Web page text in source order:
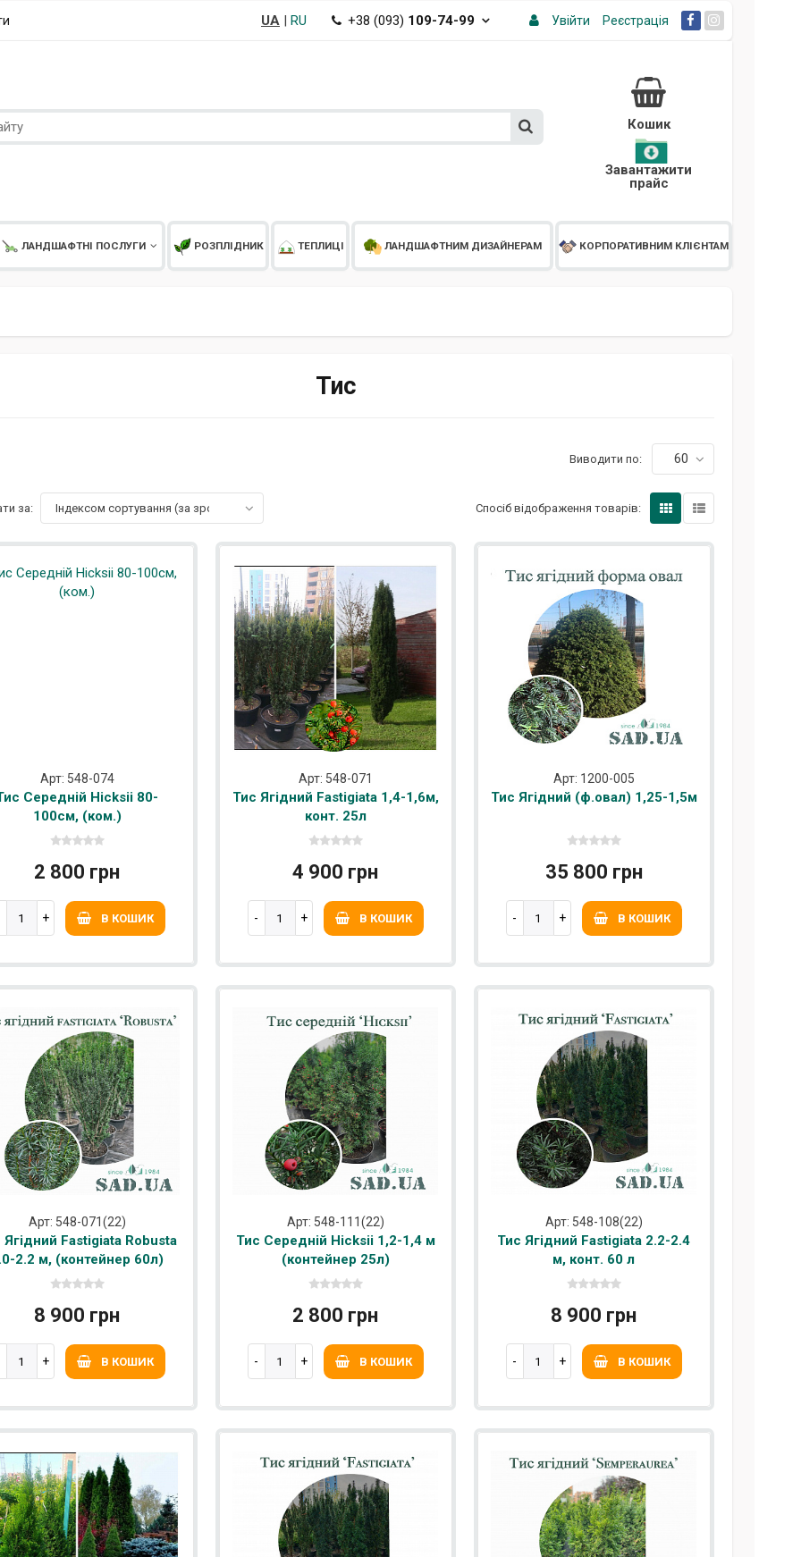
UA| RU +38 (093) 109-74-99 Увійти Реєстрація
Кошик
Завантажити
прайс
ЛАНДШАФТНІ ПОСЛУГИ РОЗПЛІДНИК ТЕПЛИЦІ ЛАНДШАФТНИМ ДИЗАЙНЕРАМ КОРПОРАТИВНИМ КЛІЄНТАМ
Тис
Виводити по: 60
за: Індексом сортування (за зростанням) Спосіб відображення товарів:
Арт: 548-074
Середній Hicksii 80-
100см, (ком.)
2 800 грн
В КОШИК
Арт: 548-071
Тис Ягідний Fastigiata 1,4-1,6м,
конт. 25л
4 900 грн
В КОШИК
Арт: 1200-005
Тис Ягідний (ф.овал) 1,25-1,5м
35 800 грн
В КОШИК
Арт: 548-071(22)
Ягідний Fastigiata Robusta
2.2 м, (контейнер 60л)
8 900 грн
В КОШИК
Арт: 548-111(22)
Тис Середній Hicksii 1,2-1,4 м
(контейнер 25л)
2 800 грн
В КОШИК
Арт: 548-108(22)
Тис Ягідний Fastigiata 2.2-2.4
м, конт. 60 л
8 900 грн
В КОШИК